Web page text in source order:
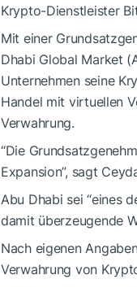
Krypto-Dienstleister
Mit einer
Dhabi Global Market
Unternehmen seine
Handel mit virtuellen
Verwahrung.
“Die
Expansion”, sagt
Abu Dhabi sei “eines
damit überzeugende
Nach eigenen
Verwahrung von